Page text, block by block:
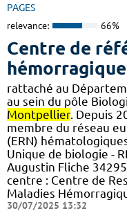
PAGES
relevance: 66%
Centre de
rattaché au
au sein du pôle
Montpellier. Depuis
membre du réseau
(ERN)
Unique de biologie -
Augustin Fliche 34295
centre : Centre de
Maladies
30/07/2025 13:32